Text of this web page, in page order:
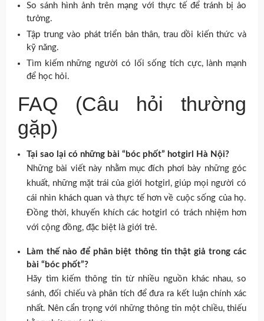
So sánh hình ảnh trên mạng với thực tế để tránh bị ảo
tưởng.
Tập trung vào phát triển bản thân, trau dồi kiến thức và
kỹ năng.
Tìm kiếm những người có lối sống tích cực, lành mạnh
để học hỏi.
FAQ (Câu hỏi thường
gặp)
Tại sao lại có những bài “bóc phốt” hotgirl Hà Nội?
Những bài viết này nhằm mục đích phơi bày những góc
khuất, những mặt trái của giới hotgirl, giúp mọi người có
cái nhìn khách quan và thực tế hơn về cuộc sống của họ.
Đồng thời, khuyến khích các hotgirl có trách nhiệm hơn
với cộng đồng, đặc biệt là giới trẻ.
Làm thế nào để phân biệt thông tin thật giả trong các
bài “bóc phốt”?
Hãy tìm kiếm thông tin từ nhiều nguồn khác nhau, so
sánh, đối chiếu và phân tích để đưa ra kết luận chính xác
nhất. Nên cẩn trọng với những thông tin một chiều, thiếu